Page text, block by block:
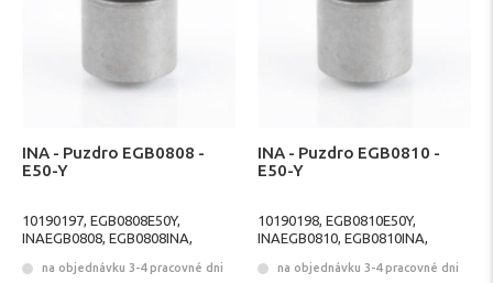
INA - Puzdro EGB0808 -
E50-Y
10190197, EGB0808E50Y,
INAEGB0808, EGB0808INA,
EGB0808SCHAEFFLER
na objednávku 3-4 pracovné dni
INA - Puzdro EGB0810 -
E50-Y
10190198, EGB0810E50Y,
INAEGB0810, EGB0810INA,
EGB0810SCHAEFFLER
na objednávku 3-4 pracovné dni